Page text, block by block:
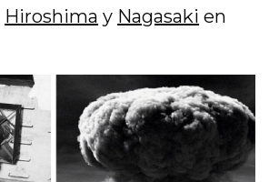
Hiroshima y Nagasaki en